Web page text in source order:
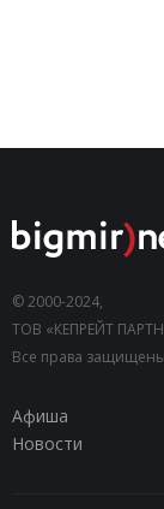
© 2000-2024,
ТОВ «КЕПРЕЙТ
Все права
Афиша
Новости